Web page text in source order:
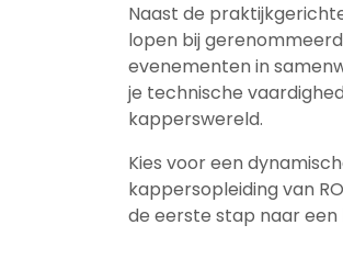
Naast de
lopen bij
evenementen in
je technische
kapperswereld.
Kies voor een
kappersopleiding van
de eerste stap naar